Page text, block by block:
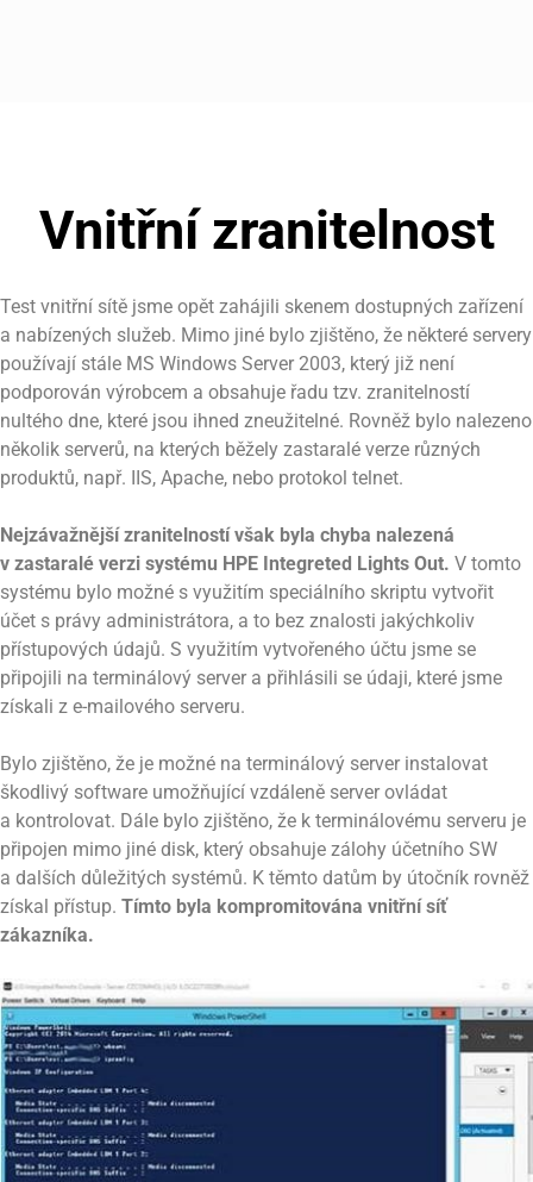
Vnitřní zranitelnost
Test vnitřní sítě jsme opět zahájili skenem dostupných zařízení
a nabízených služeb. Mimo jiné bylo zjištěno, že některé servery
používají stále MS Windows Server 2003, který již není
podporován výrobcem a obsahuje řadu tzv. zranitelností
nultého dne, které jsou ihned zneužitelné. Rovněž bylo nalezeno
několik serverů, na kterých běžely zastaralé verze různých
produktů, např. IIS, Apache, nebo protokol telnet.
Nejzávažnější zranitelností však byla chyba nalezená
v zastaralé verzi systému HPE Integreted Lights Out. V tomto
systému bylo možné s využitím speciálního skriptu vytvořit
účet s právy administrátora, a to bez znalosti jakýchkoliv
přístupových údajů. S využitím vytvořeného účtu jsme se
připojili na terminálový server a přihlásili se údaji, které jsme
získali z e-mailového serveru.
Bylo zjištěno, že je možné na terminálový server instalovat
škodlivý software umožňující vzdáleně server ovládat
a kontrolovat. Dále bylo zjištěno, že k terminálovému serveru je
připojen mimo jiné disk, který obsahuje zálohy účetního SW
a dalších důležitých systémů. K těmto datům by útočník rovněž
získal přístup. Tímto byla kompromitována vnitřní síť
zákazníka.